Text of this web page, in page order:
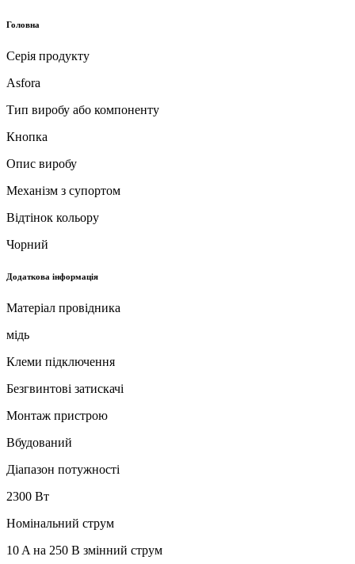
Головна
Серія продукту
Asfora
Тип виробу або компоненту
Кнопка
Опис виробу
Механізм з супортом
Відтінок кольору
Чорний
Додаткова інформація
Матеріал провідника
мідь
Клеми підключення
Безгвинтові затискачі
Монтаж пристрою
Вбудований
Діапазон потужності
2300 Вт
Номінальний струм
10 A на 250 В змінний струм